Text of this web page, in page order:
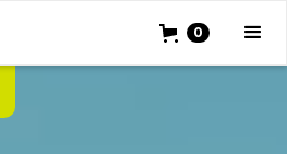
0